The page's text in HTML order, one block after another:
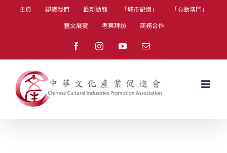
主頁 認識我們 最新動態 「城市記憶」
「心動澳門」
藝文展覽
考察拜訪 商務合作
FacebookInstagramYouTubeEmail